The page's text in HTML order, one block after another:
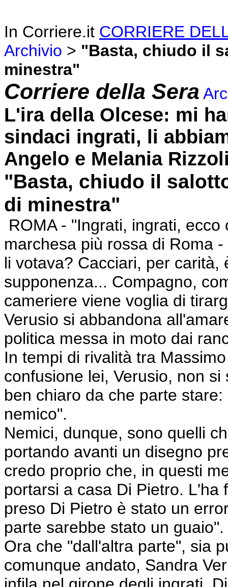
In Corriere.it CORRIERE
Archivio > "Basta, chiudo il
minestra"
Corriere della Sera
L'ira della Olcese: mi
sindaci ingrati, li
Angelo e Melania
"Basta, chiudo il
di minestra"
ROMA - "Ingrati, ingrati,
marchesa più rossa di Roma
li votava? Cacciari, per
supponenza... Compagno,
cameriere viene voglia di
Verusio si abbandona
politica messa in moto dai
In tempi di rivalità tra
confusione lei, Verusio, non
ben chiaro da che parte
nemico".
Nemici, dunque, sono quelli
portando avanti un disegno
credo proprio che, in questi
portarsi a casa Di Pietro.
preso Di Pietro è stato un
parte sarebbe stato un guaio".
Ora che "dall'altra parte", sia
comunque andato, Sandra